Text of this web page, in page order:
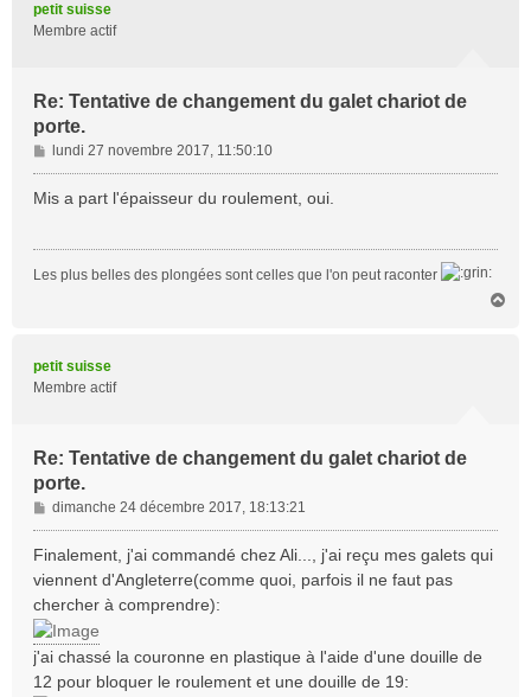
petit suisse
Membre actif
Re: Tentative de changement du galet chariot de
porte.
M
e
s
e
lundi 27 novembre 2017, 11:50:10
Mis a part l'épaisseur du roulement, oui.
Les plus belles des plongées sont celles que l'on peut raconter
petit suisse
Membre actif
Re: Tentative de changement du galet chariot de
porte.
M
e
s
g
e
dimanche 24 décembre 2017, 18:13:21
Finalement, j'ai commandé chez Ali..., j'ai reçu mes galets qui
viennent d'Angleterre(comme quoi, parfois il ne faut pas
chercher à comprendre):
j'ai chassé la couronne en plastique à l'aide d'une douille de
12 pour bloquer le roulement et une douille de 19: